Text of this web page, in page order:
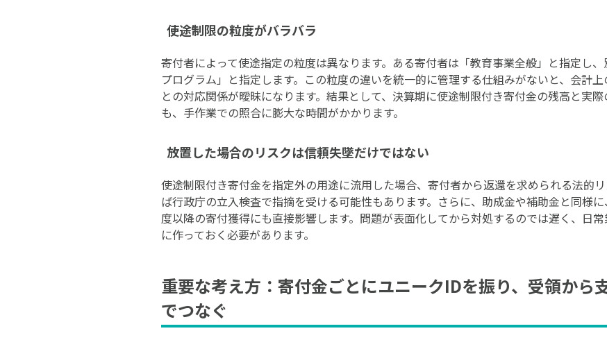
使途制限の粒度がバラバラ
寄付者によって使途指定の粒度は異なります。ある寄付者は「教育事業全般」と指定し
プログラム」と指定します。この粒度の違いを統一的に管理する仕組みがないと、会計
との対応関係が曖昧になります。結果として、決算期に使途制限付き寄付金の残高と実
も、手作業での照合に膨大な時間がかかります。
放置した場合のリスクは信頼失墜だけではない
使途制限付き寄付金を指定外の用途に流用した場合、寄付者から返還を求められる法的
ば行政庁の立入検査で指摘を受ける可能性もあります。さらに、助成金や補助金と同様
度以降の寄付獲得にも直接影響します。問題が表面化してから対処するのでは遅く、日
に作っておく必要があります。
重要な考え方：寄付金ごとにユニークIDを振り、受領から
でつなぐ